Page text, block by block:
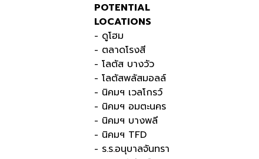
POTENTIAL
LOCATIONS
- ดูโฮม
- ตลาดโรงสี
- โลตัส บางวัว
- โลตัสพลัสมอลล์
- นิคมฯ เวลโกรว์
- นิคมฯ อมตะนคร
- นิคมฯ บางพลี
- นิคมฯ TFD
- ร.ร.อนุบาลจันทรา